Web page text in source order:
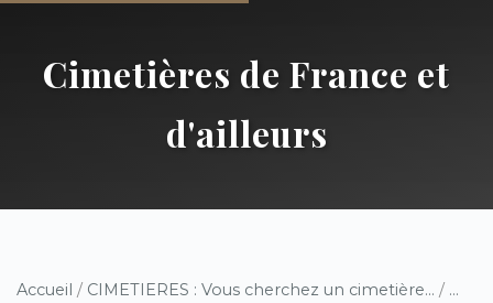
Cimetières de France et
d'ailleurs
Accueil / CIMETIERES : Vous cherchez un cimetière... / ...